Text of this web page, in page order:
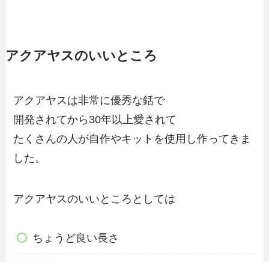
アクアヤスのいいところ
アクアヤスは非常に優秀な銛で
開発されてから30年以上愛されて
たくさんの人が自作やキットを使用し作ってきま
した。
アクアヤスのいいところとしては
ちょうど良い長さ